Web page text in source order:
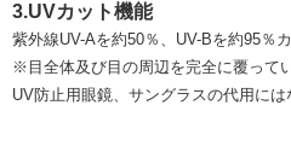
3.UVカット機能
紫外線UV-Aを約50％、UV-Bを約95％カ
※目全体及び目の周辺を完全に覆って
UV防止用眼鏡、サングラスの代用には